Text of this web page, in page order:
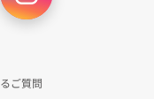
ご質問